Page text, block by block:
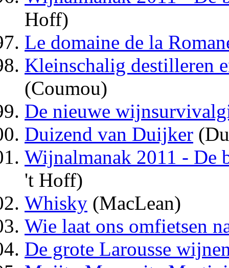
Hoff)
Le domaine de la
Kleinschalig destilleren
(Coumou)
De nieuwe
Duizend van Duijker
Wijnalmanak 2011 - De
't Hoff)
Whisky (MacLean)
Wie laat ons omfietsen
De grote Larousse